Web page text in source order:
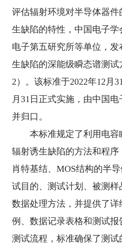
评估辐射环境对半导体器
生缺陷的特性，中国电子
电子第五研究所等单位，
生缺陷的深能级瞬态谱测试
2 ）。该标准于2022年12 月 31
月 31 日正式实施，由中国
并归口。
本标准规定了利用电
辐射诱生缺陷的方法和程序
肖特基结、 MOS结构的半
试目的、测试计划、被测样
数据处理方法，并提供了
例、数据记录表格和测试
测试流程，标准确保了测试